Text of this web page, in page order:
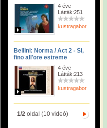
4 éve
Látták:251
kustragabor
Bellini: Norma / Act 2 - Si,
fino all'ore estreme
4 éve
Látták:213
kustragabor
1/2oldal (10 videó)